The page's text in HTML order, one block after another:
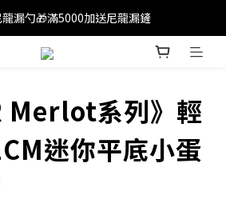
1200免運(外島除外)
漏勺🎁滿5000加送尼龍漏鏟
滿1200免運(外島除外)
Merlot系列》輕
迷你平底小蛋